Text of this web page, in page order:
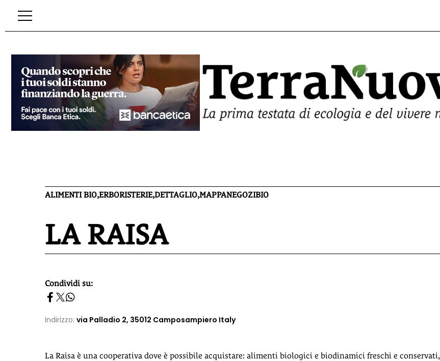
ALIMENTI BIO,ERBORISTERIE,DETTAGLIO,MAPPANEGOZIBIO
LA RAISA
homepage h2
Condividi su:
Indirizzo: via Palladio 2, 35012 Camposampiero Italy
La Raisa è una cooperativa dove è possibile acquistare: alimenti biologici e biodinamici freschi e conservati,